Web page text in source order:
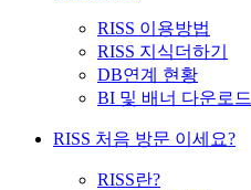
RISS 이용방법
RISS 지식더하기
DB연계 현황
BI 및 배너 다운로드
RISS 처음 방문 이세요?
RISS란?